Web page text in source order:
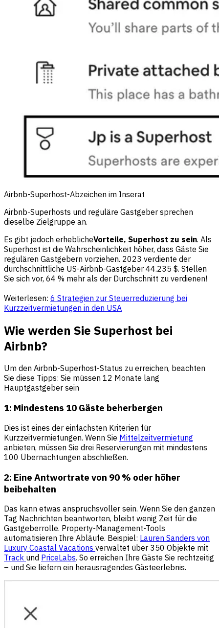
Airbnb-Superhost-Abzeichen im Inserat
Airbnb-Superhosts und reguläre Gastgeber sprechen
dieselbe Zielgruppe an.
Es gibt jedoch erheblicheVorteile, Superhost zu sein. Als
Superhost ist die Wahrscheinlichkeit höher, dass Gäste Sie
regulären Gastgebern vorziehen. 2023 verdiente der
durchschnittliche US-Airbnb-Gastgeber 44.235 $. Stellen
Sie sich vor, 64 % mehr als der Durchschnitt zu verdienen!
Weiterlesen: 6 Strategien zur Steuerreduzierung bei
Kurzzeitvermietungen in den USA
Wie werden Sie Superhost bei
Airbnb?
Um den Airbnb-Superhost-Status zu erreichen, beachten
Sie diese Tipps: Sie müssen 12 Monate lang
Hauptgastgeber sein
1: Mindestens 10 Gäste beherbergen
Dies ist eines der einfachsten Kriterien für
Kurzzeitvermietungen. Wenn Sie Mittelzeitvermietung
anbieten, müssen Sie drei Reservierungen mit mindestens
100 Übernachtungen abschließen.
2: Eine Antwortrate von 90 % oder höher
beibehalten
Das kann etwas anspruchsvoller sein. Wenn Sie den ganzen
Tag Nachrichten beantworten, bleibt wenig Zeit für die
Gastgeberrolle. Property-Management-Tools
automatisieren Ihre Abläufe. Beispiel: Lauren Sanders von
Luxury Coastal Vacations verwaltet über 350 Objekte mit
Track und PriceLabs. So erreichen Ihre Gäste Sie rechtzeitig
– und Sie liefern ein herausragendes Gästeerlebnis.